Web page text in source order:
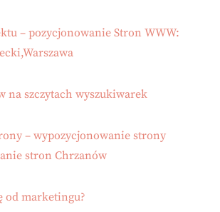
– pozycjonowanie Stron WWW:
na szczytach wyszukiwarek
– wypozycjonowanie strony
stron Chrzanów
od marketingu?